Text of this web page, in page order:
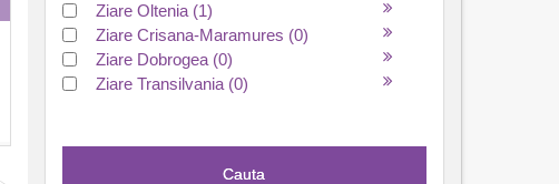
Ziare Oltenia (1)
Ziare Crisana-Maramures (0)
Ziare Dobrogea (0)
Ziare Transilvania (0)
Cauta